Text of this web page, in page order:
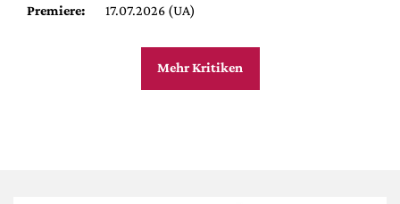
Premiere:
17.07.2026 (UA)
Mehr Kritiken